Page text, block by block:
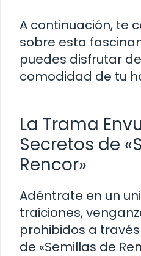
A continuación, te
sobre esta
puedes disfrutar
comodidad de tu
La Trama
Secretos de
Rencor»
Adéntrate en un
traiciones,
prohibidos a
de «Semillas de